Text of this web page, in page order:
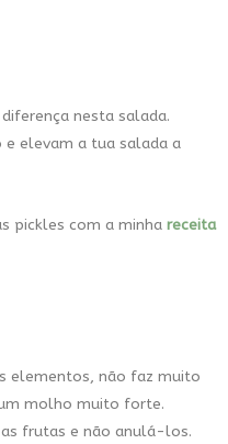
nesta salada.
e elevam a tua salada a
pickles com a minha receita
elementos, não faz muito
molho muito forte.
frutas e não anulá-los.